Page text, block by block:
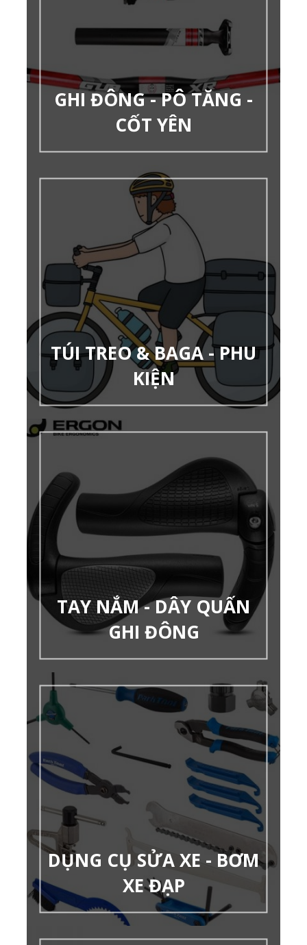
GHI ĐÔNG - PÔ TĂNG -
CỐT YÊN
TÚI TREO & BAGA - PHU
KIỆN
TAY NẮM - DÂY QUẤN
GHI ĐÔNG
DỤNG CỤ SỬA XE - BƠM
XE ĐẠP